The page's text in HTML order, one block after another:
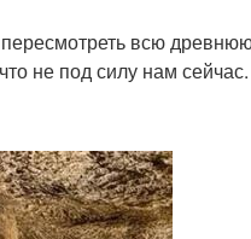
всю
не под силу нам